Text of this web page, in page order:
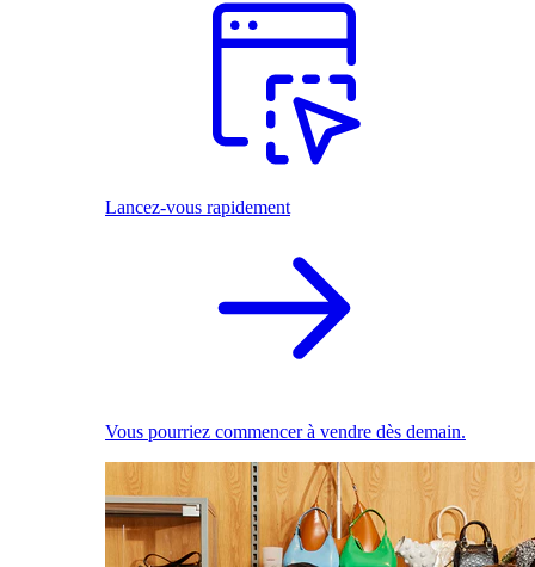
Lancez-vous rapidement
Vous pourriez commencer à vendre dès demain.